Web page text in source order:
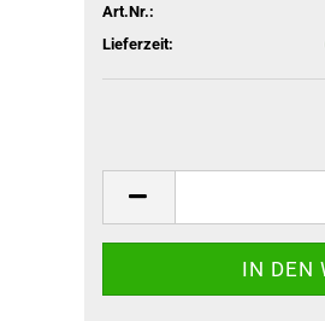
Art.Nr.:
Lieferzeit: